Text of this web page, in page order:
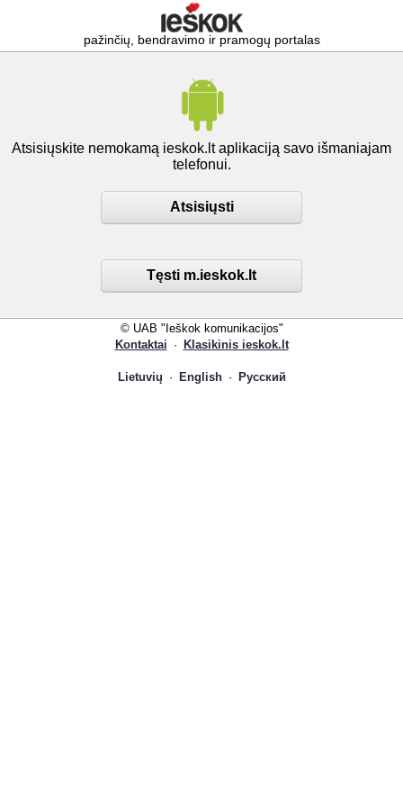
pažinčių, bendravimo ir pramogų portalas
Atsisiųskite nemokamą ieskok.lt aplikaciją savo išmaniajam
telefonui.
Atsisiųsti
Tęsti m.ieskok.lt
© UAB "Ieškok komunikacijos"
Kontaktai · Klasikinis ieskok.lt
Lietuvių · English · Русский